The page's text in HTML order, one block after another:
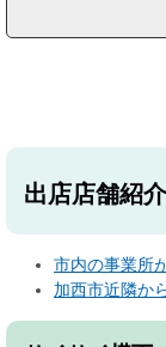
出店店舗紹介
市内の事業所
加西市近隣か